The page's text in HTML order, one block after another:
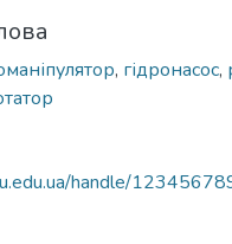
, гідронасос,
handle/